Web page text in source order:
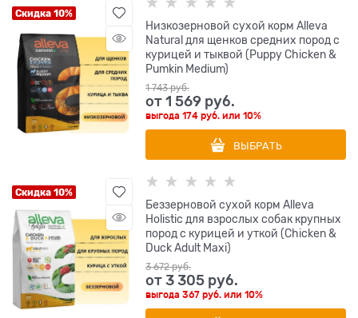
Скидка 10%
Низкозерновой сухой корм Alleva
Natural для щенков средних пород с
курицей и тыквой (Puppy Chicken &
Pumkin Medium)
1 743 руб.
от1 569 руб.
выгода174 руб. или10%
ВЫБРАТЬ
Скидка 10%
Беззерновой сухой корм Alleva
Holistic для взрослых собак крупных
пород с курицей и уткой (Chicken &
Duck Adult Maxi)
3 672 руб.
от3 305 руб.
выгода367 руб. или10%